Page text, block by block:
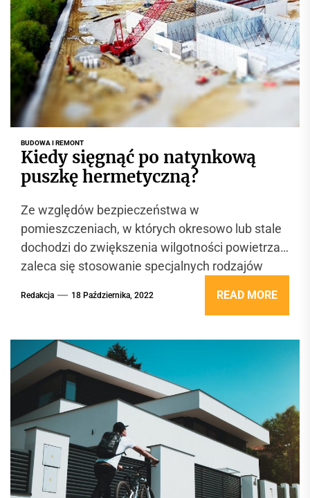
BUDOWA I REMONT
Kiedy sięgnąć po natynkową
puszkę hermetyczną?
Ze względów bezpieczeństwa w
pomieszczeniach, w których okresowo lub stale
dochodzi do zwiększenia wilgotności powietrza,
zaleca się stosowanie specjalnych rodzajów
pozimowe...
Redakcja 18 Października, 2022 READ MORE